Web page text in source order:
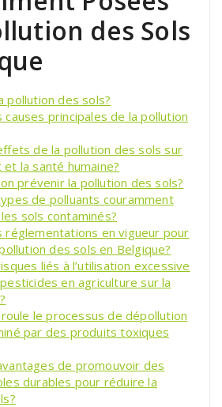
des Sols
pollution des sols?
principales de la pollution
de la pollution des sols sur
et la santé humaine?
prévenir la pollution des sols?
de polluants couramment
sols contaminés?
réglementations en vigueur pour
des sols en Belgique?
liés à l’utilisation excessive
en agriculture sur la
le processus de dépollution
par des produits toxiques
de promouvoir des
durables pour réduire la